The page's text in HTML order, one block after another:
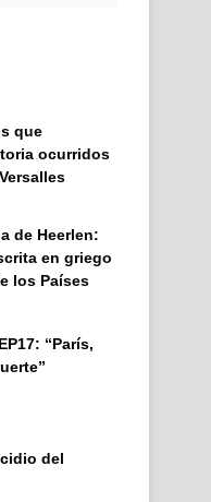
que
ocurridos
de Heerlen:
en griego
los Países
“París,
del